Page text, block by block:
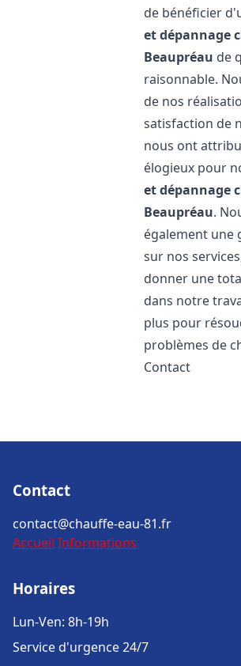
de bénéficier
et dépannage
Beaupréau de
raisonnable.
de nos
satisfaction de
nous ont
élogieux pour
et dépannage
Beaupréau.
également une
sur nos
donner une
dans notre
plus pour
problèmes de
Contact
Contact
contact@chauffe-eau-81.fr
Accueil Informations
Horaires
Lun-Ven: 8h-19h
Service d'urgence 24/7